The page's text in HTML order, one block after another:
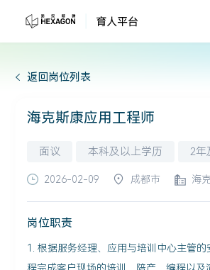
返回岗位列表
海克斯康应用工程师
面议 本科及以上学历 2年
2026-02-09 成都市 海
岗位职责
1. 根据服务经理、应用与培训中心主管的